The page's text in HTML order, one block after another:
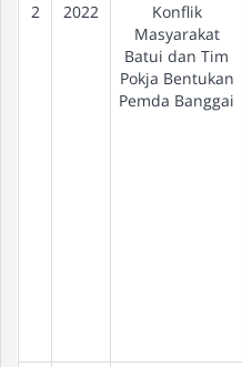
2 2022
Konflik
Masyarakat
Batui dan Tim
Pokja Bentukan
Pemda Banggai